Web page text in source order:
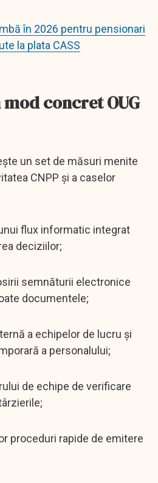
în 2026 pentru pensionari
la plata CASS
concret OUG
un set de măsuri menite
CNPP și a caselor
flux informatic integrat
deciziilor;
semnăturii electronice
documentele;
a echipelor de lucru și
a personalului;
de echipe de verificare
proceduri rapide de emitere